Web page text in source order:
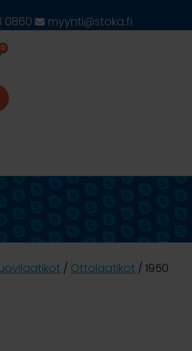
0860 myynti@stoka.fi
0
/ Ottolaatikot / 1950